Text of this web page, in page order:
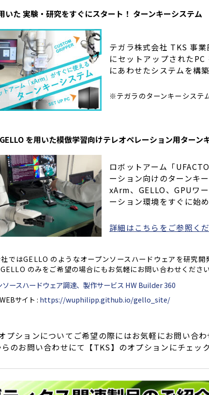
いた 実験・研究をすぐにスタート！ ターンキーシステム
テガラ株式会社 TKS 事
にセットアップされたPC
にあわせたシステムを構築
※テガラのターンキーシステ
を用いた模倣学習向けテレオペレーション用ターン
ロボットアーム「
ーション向けのターンキー
xArm、GELLO、GPUワ
ーション環境をすぐに始
詳細はこちらをご参照く
ではGELLO のようなオープンソースハードウェアを研究
のみをご希望の場合にもお気軽にお問い合わせください
ソースハードウェア調達、製作サービス HW Builder 360
サイト : https://wuphilipp.github.io/gello_site/
プションについてご希望の際にはお気軽にお問い合
のお問い合わせにて【TKS】のオプションにチェッ